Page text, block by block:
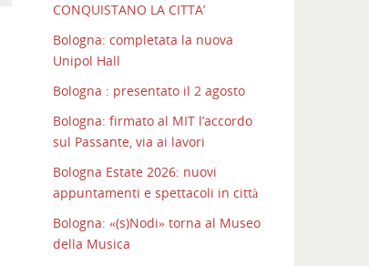
CONQUISTANO LA CITTA’
Bologna: completata la nuova
Unipol Hall
Bologna : presentato il 2 agosto
Bologna: firmato al MIT l’accordo
sul Passante, via ai lavori
Bologna Estate 2026: nuovi
appuntamenti e spettacoli in città
Bologna: «(s)Nodi» torna al Museo
della Musica